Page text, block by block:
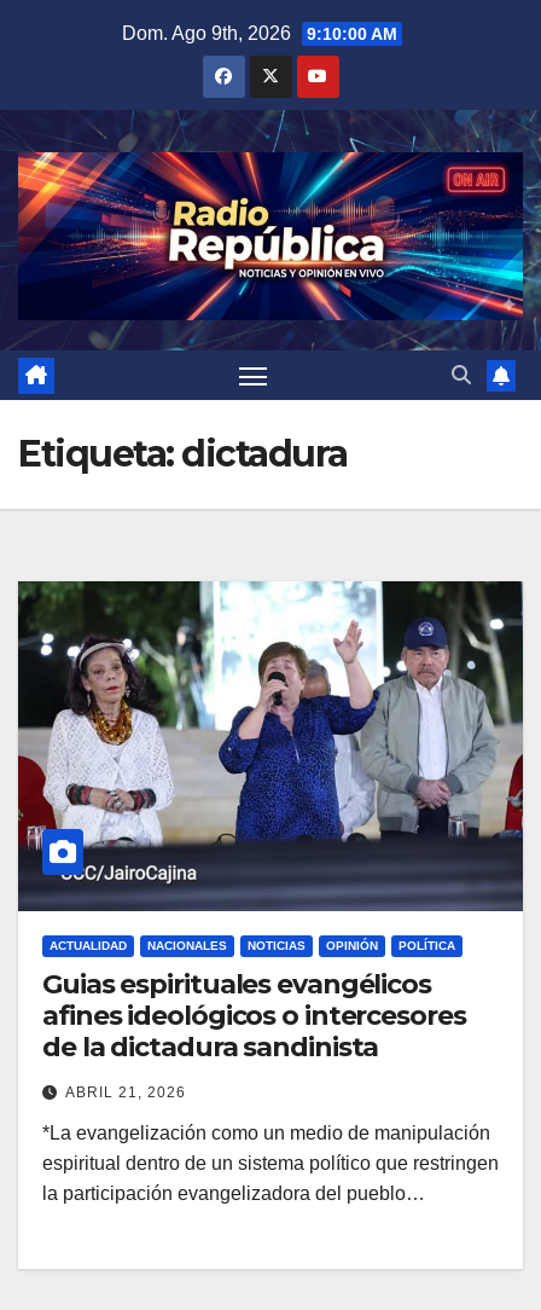
Dom. Ago 9th, 2026 9:10:01 AM
Etiqueta:dictadura
ACTUALIDAD NACIONALES NOTICIAS OPINIÓN POLÍTICA
Guias espirituales evangélicos
afines ideológicos o intercesores
de la dictadura sandinista
ABRIL 21, 2026
*La evangelización como un medio de manipulación
espiritual dentro de un sistema político que restringen
la participación evangelizadora del pueblo…